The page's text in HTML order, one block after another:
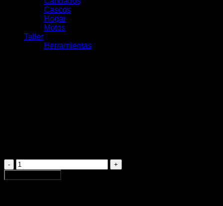
Cascos
Hogar
Motos
Taller
Herramientas
Maza
Sram
900